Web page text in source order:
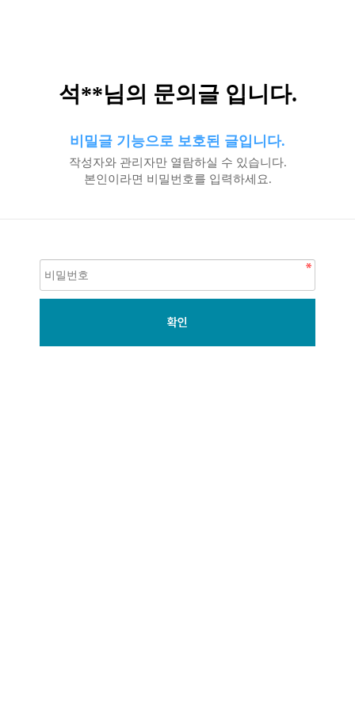
석**님의 문의글 입니다.
비밀글 기능으로 보호된 글입니다.
작성자와 관리자만 열람하실 수 있습니다.
본인이라면 비밀번호를 입력하세요.